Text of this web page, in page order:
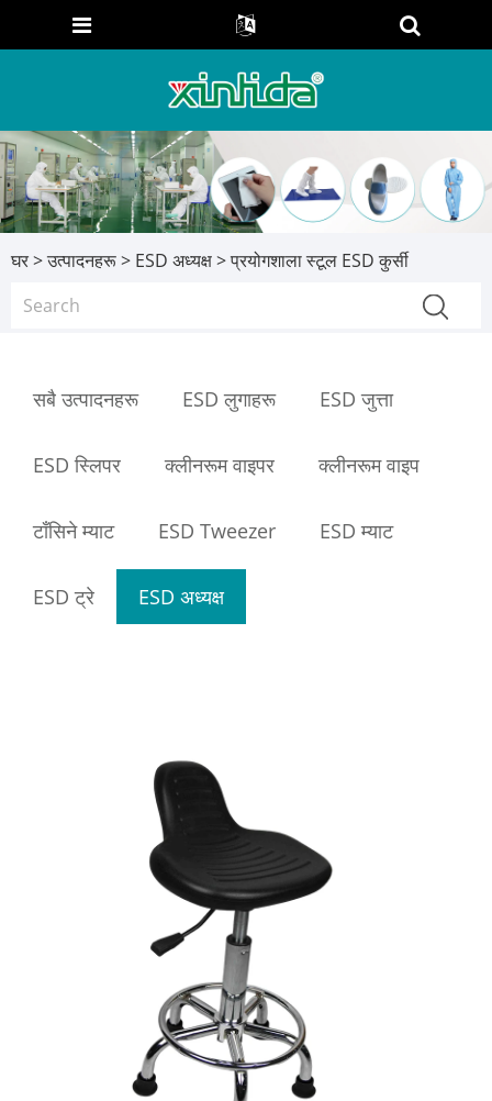
घर>उत्पादनहरू> ESD अध्यक्ष> प्रयोगशाला स्टूल ESD कुर्सी
सबै उत्पादनहरू ESD लुगाहरू ESD जुत्ता
ESD स्लिपर क्लीनरूम वाइपर क्लीनरूम वाइप
टाँसिने म्याट ESD Tweezer ESD म्याट
ESD ट्रे ESD अध्यक्ष